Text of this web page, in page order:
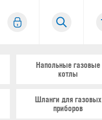
Напольные газовые
котлы
Шланги для газовых
приборов